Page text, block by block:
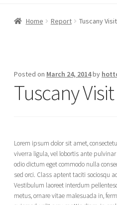
Home BlogCart Checkout
Home Report Tuscany Visit
Posted on March 24, 2014by
Tuscany Visit
Lorem ipsum dolor sit amet,
viverra ligula, vel lobortis ante
odio dictum eget commodo nulla
sed orci. Class aptent taciti sociosqu
Vestibulum laoreet interdum
metus, ornare vitae malesuada in,